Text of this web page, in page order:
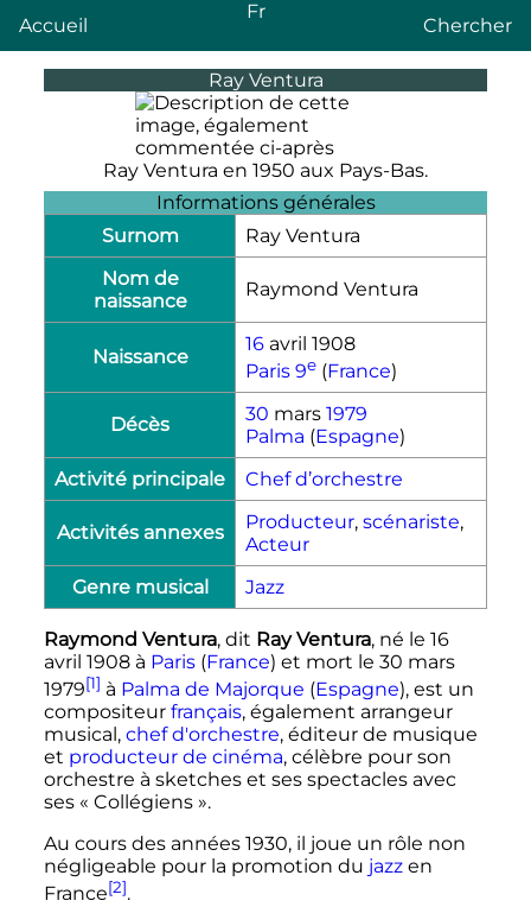
Accueil
Fr
Chercher
Ray Ventura
Ray Ventura en 1950 aux Pays-Bas.
Informations générales
Surnom
Ray Ventura
Nom de
naissance
Raymond Ventura
Naissance
16 avril 1908
Paris 9e (France)
Décès 30 mars 1979
Palma (Espagne)
Activité principale
Chef d’orchestre
Activités annexes Producteur, scénariste,
Acteur
Genre musical
Jazz
Raymond Ventura, dit Ray Ventura, né le 16
avril 1908à Paris(France) et mort le 30 mars
1979[1] à Palma de Majorque (Espagne), est un
compositeur français, également arrangeur
musical, chef d'orchestre, éditeur de musique
et producteur de cinéma, célèbre pour son
orchestre à sketches et ses spectacles avec
ses « Collégiens ».
Au cours des années 1930, il joue un rôle non
négligeable pour la promotion du jazzen
France[2].